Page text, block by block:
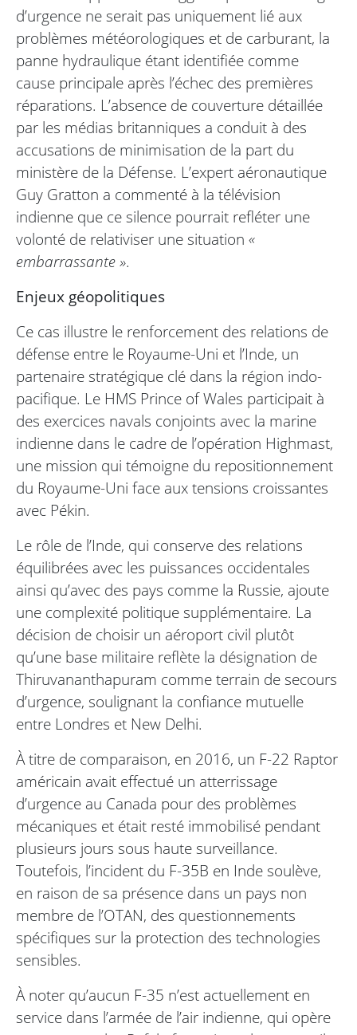
d’urgence ne serait pas uniquement lié aux
problèmes météorologiques et de carburant, la
panne hydraulique étant identifiée comme
cause principale après l’échec des premières
réparations. L’absence de couverture détaillée
par les médias britanniques a conduit à des
accusations de minimisation de la part du
ministère de la Défense. L’expert aéronautique
Guy Gratton a commenté à la télévision
indienne que ce silence pourrait refléter une
volonté de relativiser une situation «
embarrassante ».
Enjeux géopolitiques
Ce cas illustre le renforcement des relations de
défense entre le Royaume-Uni et l’Inde, un
partenaire stratégique clé dans la région indo-
pacifique. Le HMS Prince of Wales participait à
des exercices navals conjoints avec la marine
indienne dans le cadre de l’opération Highmast,
une mission qui témoigne du repositionnement
du Royaume-Uni face aux tensions croissantes
avec Pékin.
Le rôle de l’Inde, qui conserve des relations
équilibrées avec les puissances occidentales
ainsi qu’avec des pays comme la Russie, ajoute
une complexité politique supplémentaire. La
décision de choisir un aéroport civil plutôt
qu’une base militaire reflète la désignation de
Thiruvananthapuram comme terrain de secours
d’urgence, soulignant la confiance mutuelle
entre Londres et New Delhi.
À titre de comparaison, en 2016, un F-22 Raptor
américain avait effectué un atterrissage
d’urgence au Canada pour des problèmes
mécaniques et était resté immobilisé pendant
plusieurs jours sous haute surveillance.
Toutefois, l’incident du F-35B en Inde soulève,
en raison de sa présence dans un pays non
membre de l’OTAN, des questionnements
spécifiques sur la protection des technologies
sensibles.
À noter qu’aucun F-35 n’est actuellement en
service dans l’armée de l’air indienne, qui opère